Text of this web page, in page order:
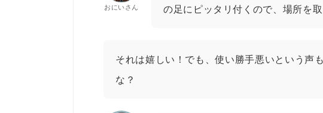
おにいさん
の足にピッタリ付くので、場所を取
それは嬉しい！でも、使い勝手悪いという声
な？